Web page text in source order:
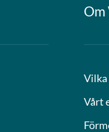
Vilka
Vårt